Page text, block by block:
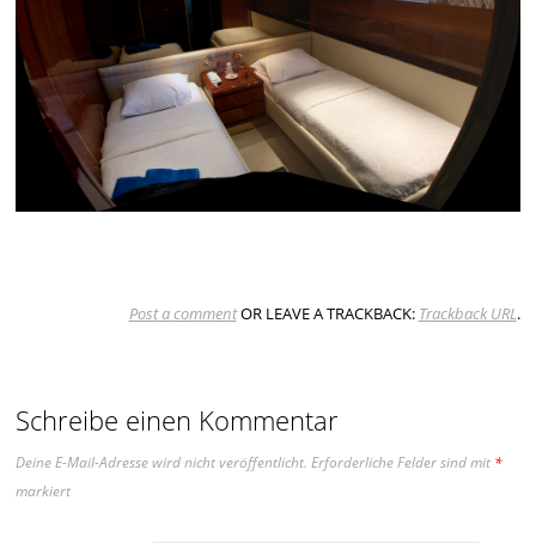
Post a commentOR LEAVE A TRACKBACK: Trackback URL.
Schreibe einen Kommentar
Deine E-Mail-Adresse wird nicht veröffentlicht. Erforderliche Felder sind mit *
markiert